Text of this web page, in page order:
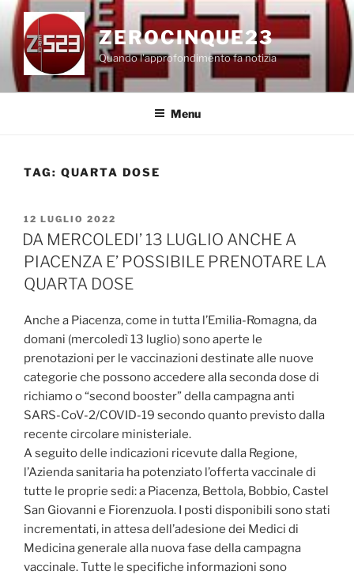
Salta
contenuto
ZEROCINQUE23
Quando l'approfondimento fa notizia
Menu
TAG: QUARTA DOSE
PUBBLICATO
IL
12 LUGLIO 2022
DA MERCOLEDI’ 13 LUGLIO ANCHE A
PIACENZA E’ POSSIBILE PRENOTARE LA
QUARTA DOSE
Anche a Piacenza, come in tutta l’Emilia-Romagna, da
domani (mercoledì 13 luglio) sono aperte le
prenotazioni per le vaccinazioni destinate alle nuove
categorie che possono accedere alla seconda dose di
richiamo o“second booster” della campagna anti
SARS-CoV-2/COVID-19 secondo quanto previsto dalla
recente circolare ministeriale.
A seguito delle indicazioni ricevute dalla Regione,
l’Azienda sanitaria ha potenziato l’offerta vaccinale di
tutte le proprie sedi: a Piacenza, Bettola, Bobbio, Castel
San Giovanni e Fiorenzuola. I posti disponibili sono stati
incrementati, in attesa dell’adesione dei Medici di
Medicina generale alla nuova fase della campagna
vaccinale. Tutte le specifiche informazioni sono